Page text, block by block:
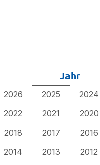
Jahr
2026 2025 2024
2022
2021 2020
2018
2017 2016
2014
2013 2012